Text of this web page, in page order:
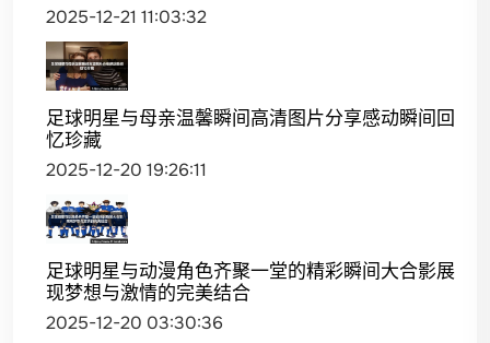
2025-12-21 11:03:32
足球明星与母亲温馨瞬间高清图片分享感动瞬间回
忆珍藏
2025-12-20 19:26:11
足球明星与动漫角色齐聚一堂的精彩瞬间大合影展
现梦想与激情的完美结合
2025-12-20 03:30:36